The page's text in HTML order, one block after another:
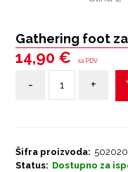
Gathering foot
14,90 € sa PDV
- +
Šifra proizvoda:
Status: Dostupno za